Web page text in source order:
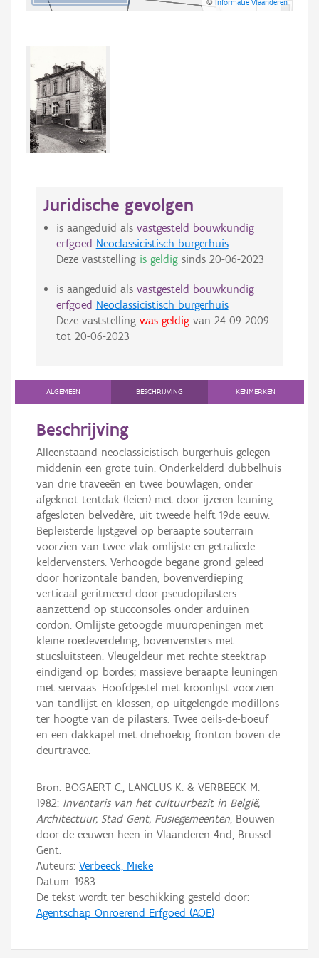
©Informatie Vlaanderen
Juridische gevolgen
is aangeduid als vastgesteld bouwkundig
erfgoed Neoclassicistisch burgerhuis
Deze vaststelling is geldigsinds 20-06-2023
is aangeduid als vastgesteld bouwkundig
erfgoed Neoclassicistisch burgerhuis
Deze vaststelling was geldigvan 24-09-2009
tot 20-06-2023
ALGEMEEN BESCHRIJVING KENMERKEN
Beschrijving
Alleenstaand neoclassicistisch burgerhuis gelegen
middenin een grote tuin. Onderkelderd dubbelhuis
van drie traveeën en twee bouwlagen, onder
afgeknot tentdak (leien) met door ijzeren leuning
afgesloten belvedère, uit tweede helft 19de eeuw.
Bepleisterde lijstgevel op beraapte souterrain
voorzien van twee vlak omlijste en getraliede
keldervensters. Verhoogde begane grond geleed
door horizontale banden, bovenverdieping
verticaal geritmeerd door pseudopilasters
aanzettend op stucconsoles onder arduinen
cordon. Omlijste getoogde muuropeningen met
kleine roedeverdeling, bovenvensters met
stucsluitsteen. Vleugeldeur met rechte steektrap
eindigend op bordes; massieve beraapte leuningen
met siervaas. Hoofdgestel met kroonlijst voorzien
van tandlijst en klossen, op uitgelengde modillons
ter hoogte van de pilasters. Twee oeils-de-boeuf
en een dakkapel met driehoekig fronton boven de
deurtravee.
Bron: BOGAERT C., LANCLUS K. & VERBEECK M.
1982: Inventaris van het cultuurbezit in België,
Architectuur, Stad Gent, Fusiegemeenten, Bouwen
door de eeuwen heen in Vlaanderen 4nd, Brussel -
Gent.
Auteurs: Verbeeck, Mieke
Datum: 1983
De tekst wordt ter beschikking gesteld door:
Agentschap Onroerend Erfgoed (AOE)